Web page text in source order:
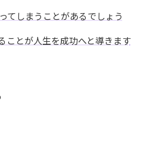
てしまうことがあるでしょう
ことが人生を成功へと導きます